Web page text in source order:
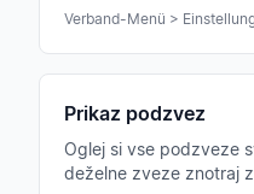
Verband-Menü >
Prikaz podzvez
Oglej si vse podzveze
deželne zveze znotraj